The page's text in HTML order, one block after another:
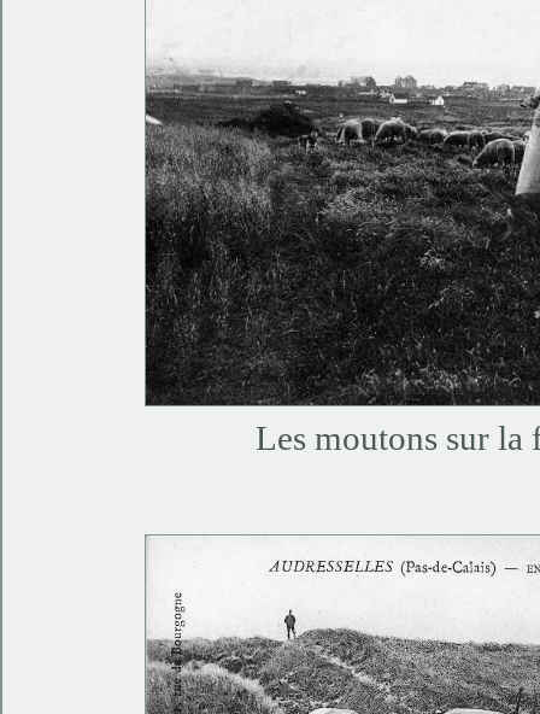
Les moutons sur la